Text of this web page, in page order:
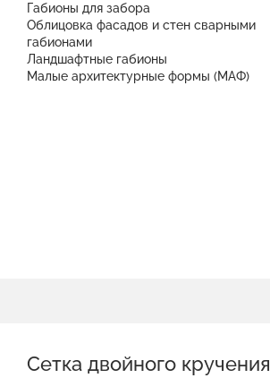
Габионы для забора
Облицовка фасадов и стен сварными
габионами
Ландшафтные габионы
Малые архитектурные формы (МАФ)
Сетка двойного кручения